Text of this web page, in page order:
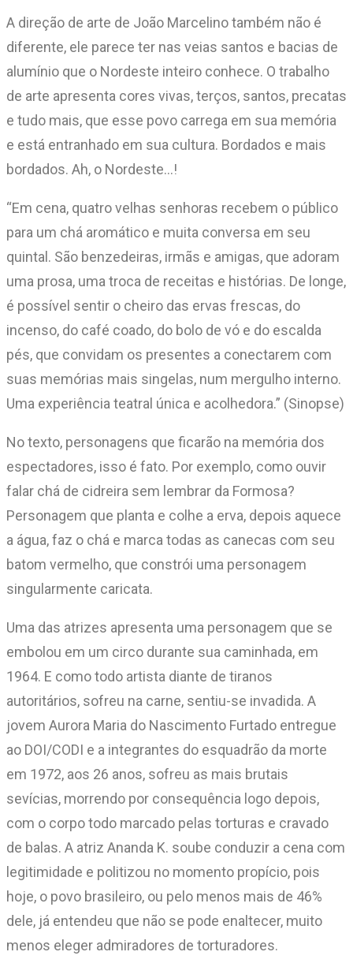
A direção de arte de João Marcelino também não é
diferente, ele parece ter nas veias santos e bacias de
alumínio que o Nordeste inteiro conhece. O trabalho
de arte apresenta cores vivas, terços, santos, precatas
e tudo mais, que esse povo carrega em sua memória
e está entranhado em sua cultura. Bordados e mais
bordados. Ah, o Nordeste…!
“Em cena, quatro velhas senhoras recebem o público
para um chá aromático e muita conversa em seu
quintal. São benzedeiras, irmãs e amigas, que adoram
uma prosa, uma troca de receitas e histórias. De longe,
é possível sentir o cheiro das ervas frescas, do
incenso, do café coado, do bolo de vó e do escalda
pés, que convidam os presentes a conectarem com
suas memórias mais singelas, num mergulho interno.
Uma experiência teatral única e acolhedora.” (Sinopse)
No texto, personagens que ficarão na memória dos
espectadores, isso é fato. Por exemplo, como ouvir
falar chá de cidreira sem lembrar da Formosa?
Personagem que planta e colhe a erva, depois aquece
a água, faz o chá e marca todas as canecas com seu
batom vermelho, que constrói uma personagem
singularmente caricata.
Uma das atrizes apresenta uma personagem que se
embolou em um circo durante sua caminhada, em
1964. E como todo artista diante de tiranos
autoritários, sofreu na carne, sentiu-se invadida. A
jovem Aurora Maria do Nascimento Furtado entregue
ao DOI/CODI e a integrantes do esquadrão da morte
em 1972, aos 26 anos, sofreu as mais brutais
sevícias, morrendo por consequência logo depois,
com o corpo todo marcado pelas torturas e cravado
de balas. A atriz Ananda K. soube conduzir a cena com
legitimidade e politizou no momento propício, pois
hoje, o povo brasileiro, ou pelo menos mais de 46%
dele, já entendeu que não se pode enaltecer, muito
menos eleger admiradores de torturadores.